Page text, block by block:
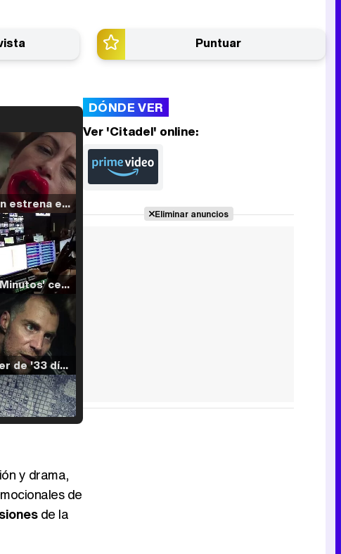
Puntuar
Filmin estrena el tráiler de 'Millennial Mal', su nueva comedia universitaria de la mano de Lorena Iglesias
'120 Minutos' celebra sus 2.000 programas en Telemadrid con un vídeo del día a día en la redacción
Tráiler de '33 días', la nueva serie de Atresplayer con Julián Villagrán y José Manuel Poga
y drama,
de
de la
DÓNDE VER
Ver 'Citadel' online:
Eliminar anuncios